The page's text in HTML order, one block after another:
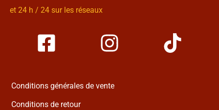
et 24 h / 24 sur les réseaux
Conditions générales de vente
Conditions de retour